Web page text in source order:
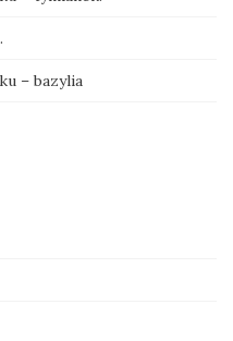
– bazylia